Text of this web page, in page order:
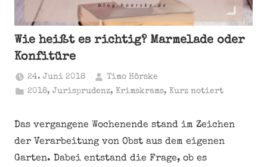
Wie heißt es richtig? Marmelade oder
Konfitüre
24. Juni 2018
Timo Hörske
2018,Jurisprudenz, Krimskrams, Kurz notiert
Das vergangene Wochenende stand im Zeichen
der Verarbeitung von Obst aus dem eigenen
Garten. Dabei entstand die Frage, ob es